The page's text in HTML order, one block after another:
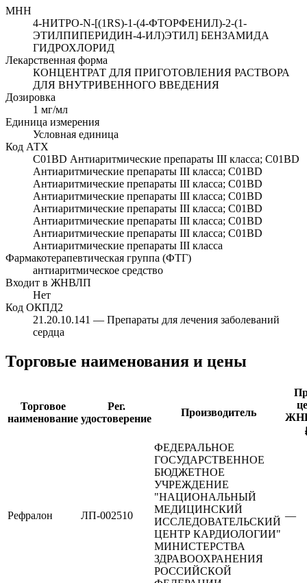
МНН
4-НИТРО-N-[(1RS)-1-(4-ФТОРФЕНИЛ)-2-(1-
ЭТИЛПИПЕРИДИН-4-ИЛ)ЭТИЛ] БЕНЗАМИДА
ГИДРОХЛОРИД
Лекарственная форма
КОНЦЕНТРАТ ДЛЯ ПРИГОТОВЛЕНИЯ РАСТВОРА
ДЛЯ ВНУТРИВЕННОГО ВВЕДЕНИЯ
Дозировка
1 мг/мл
Единица измерения
Условная единица
Код АТХ
C01BD Антиаритмические препараты III класса; C01BD
Антиаритмические препараты III класса; C01BD
Антиаритмические препараты III класса; C01BD
Антиаритмические препараты III класса; C01BD
Антиаритмические препараты III класса; C01BD
Антиаритмические препараты III класса; C01BD
Антиаритмические препараты III класса; C01BD
Антиаритмические препараты III класса
Фармакотерапевтическая группа (ФТГ)
антиаритмическое средство
Входит в ЖНВЛП
Нет
Код ОКПД2
21.20.10.141 — Препараты для лечения заболеваний
сердца
Торговые наименования и цены
Торговое
наименование
Рег.
удостоверение
Производитель
Рефралон ЛП-002510
ФЕДЕРАЛЬНОЕ
ГОСУДАРСТВЕННОЕ
БЮДЖЕТНОЕ
УЧРЕЖДЕНИЕ
"НАЦИОНАЛЬНЫЙ
МЕДИЦИНСКИЙ
ИССЛЕДОВАТЕЛЬСКИЙ
ЦЕНТР КАРДИОЛОГИИ"
МИНИСТЕРСТВА
ЗДРАВООХРАНЕНИЯ
РОССИЙСКОЙ
—